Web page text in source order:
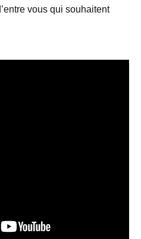
vous qui souhaitent